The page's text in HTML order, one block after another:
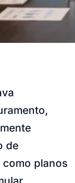
de
planos
à estratégia